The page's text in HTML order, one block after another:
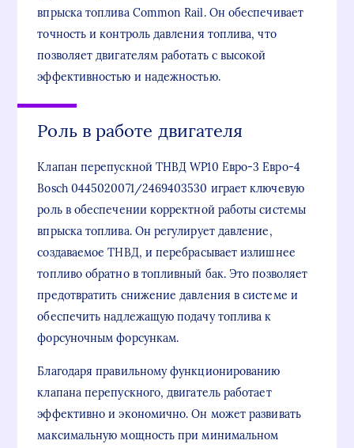
впрыска топлива Common Rail. Он обеспечивает
точность и контроль давления топлива, что
позволяет двигателям работать с высокой
эффективностью и надежностью.
Роль в работе двигателя
Клапан перепускной ТНВД WP10 Евро-3 Евро-4
Bosch 0445020071/2469403530 играет ключевую
роль в обеспечении корректной работы системы
впрыска топлива. Он регулирует давление,
создаваемое ТНВД, и перебрасывает излишнее
топливо обратно в топливный бак. Это позволяет
предотвратить снижение давления в системе и
обеспечить надлежащую подачу топлива к
форсуночным форсункам.
Благодаря правильному функционированию
клапана перепускного, двигатель работает
эффективно и экономично. Он может развивать
максимальную мощность при минимальном